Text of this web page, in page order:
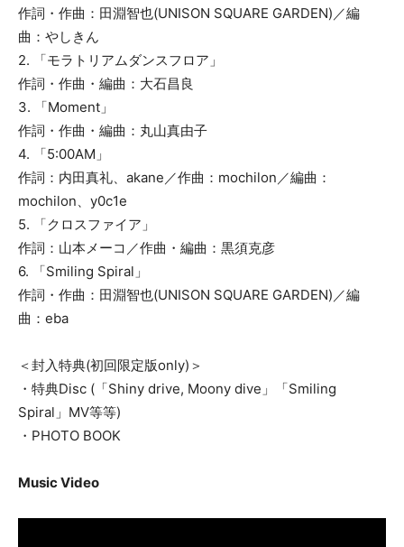
作詞・作曲：田淵智也(UNISON SQUARE GARDEN)／編
曲：やしきん
2. 「モラトリアムダンスフロア」
作詞・作曲・編曲：大石昌良
3. 「Moment」
作詞・作曲・編曲：丸山真由子
4. 「5:00AM」
作詞：内田真礼、akane／作曲：mochilon／編曲：
mochilon、y0c1e
5. 「クロスファイア」
作詞：山本メーコ／作曲・編曲：黒須克彦
6. 「Smiling Spiral」
作詞・作曲：田淵智也(UNISON SQUARE GARDEN)／編
曲：eba
＜封入特典(初回限定版only)＞
・特典Disc (「Shiny drive, Moony dive」「Smiling
Spiral」MV等等)
・PHOTO BOOK
Music Video